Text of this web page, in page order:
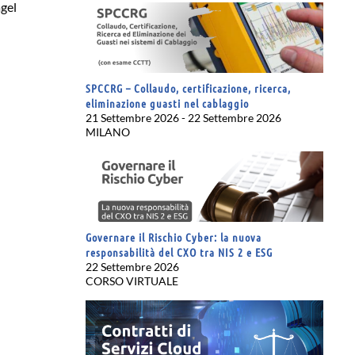
SPCCRG – Collaudo, certificazione, ricerca,
eliminazione guasti nel cablaggio
21 Settembre 2026 - 22 Settembre 2026
MILANO
Governare il Rischio Cyber: la nuova
responsabilità del CXO tra NIS 2 e ESG
22 Settembre 2026
CORSO VIRTUALE